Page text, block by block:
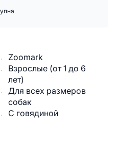
Zoomark
Взрослые (от 1 до 6
лет)
Для всех размеров
собак
С говядиной